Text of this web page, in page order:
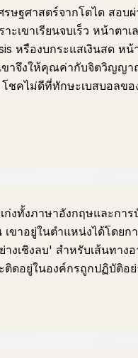
รษฐศาสตร์จากโตได สอ
เขาเรียนจบเร็ว หน้าตา
หรืองบกระแสเงินสด ห
ขาจึงให้คุณค่ากับจิตวิญญ
ชคไม่ดีที่ทักษะเบสบอลขอ
งทั้งภาษาอังกฤษและกา
ขาอยู่ในตำแหน่งได้โดย
างเชิงลบ' สำหรับเส้นทา
ดอยู่ในองค์กรถูกปฏิบัติอย่